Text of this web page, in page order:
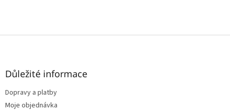
Z
Důležité informace
Dopravy a platby
Moje objednávka